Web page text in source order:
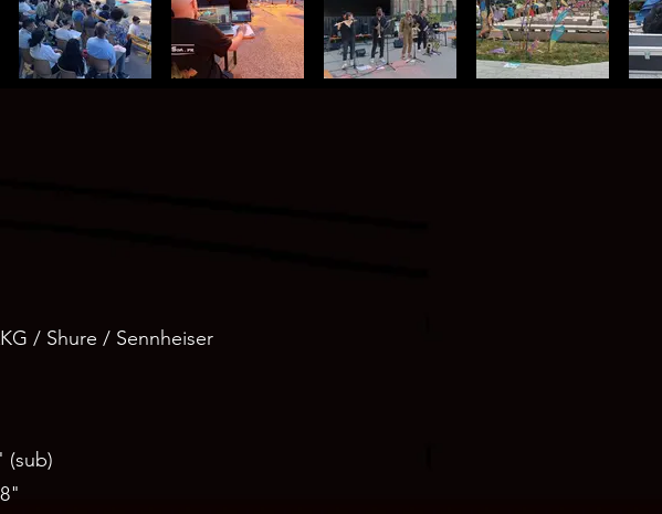
/ Shure / Sennheiser
(sub)